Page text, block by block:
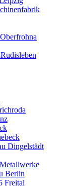
Dingelstädt
Berlin
Freital